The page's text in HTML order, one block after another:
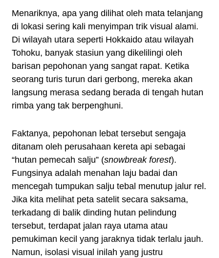
Menariknya, apa yang dilihat oleh mata telanjang
di lokasi sering kali menyimpan trik visual alami.
Di wilayah utara seperti Hokkaido atau wilayah
Tohoku, banyak stasiun yang dikelilingi oleh
barisan pepohonan yang sangat rapat. Ketika
seorang turis turun dari gerbong, mereka akan
langsung merasa sedang berada di tengah hutan
rimba yang tak berpenghuni.
Faktanya, pepohonan lebat tersebut sengaja
ditanam oleh perusahaan kereta api sebagai
“hutan pemecah salju” (snowbreak forest).
Fungsinya adalah menahan laju badai dan
mencegah tumpukan salju tebal menutup jalur rel.
Jika kita melihat peta satelit secara saksama,
terkadang di balik dinding hutan pelindung
tersebut, terdapat jalan raya utama atau
pemukiman kecil yang jaraknya tidak terlalu jauh.
Namun, isolasi visual inilah yang justru